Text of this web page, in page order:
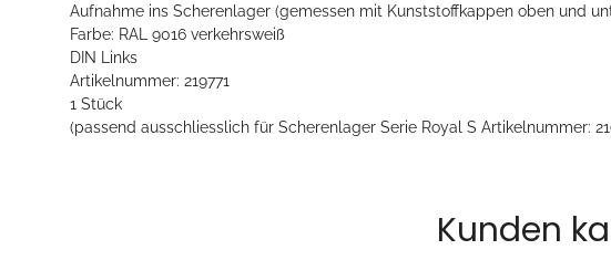
Aufnahme ins Scherenlager (gemessen mit Kunststoffkappen oben und
Farbe: RAL 9016 verkehrsweiß
DIN Links
Artikelnummer: 219771
1 Stück
(passend ausschliesslich für Scherenlager Serie Royal S Artikelnummer:
Kunden